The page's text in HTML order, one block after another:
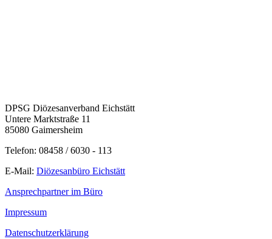
DPSG Diözesanverband Eichstätt
Untere Marktstraße 11
85080 Gaimersheim
Telefon: 08458 / 6030 - 113
E-Mail: Diözesanbüro Eichstätt
Ansprechpartner im Büro
Impressum
Datenschutzerklärung